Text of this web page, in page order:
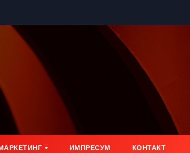
ИМПРЕСУМ КОНТАКТ